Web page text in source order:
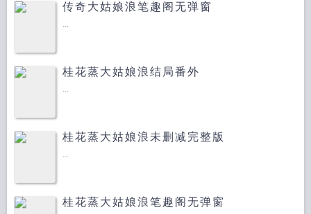
传奇大姑娘浪笔趣阁无弹窗
...
桂花蒸大姑娘浪结局番外
...
桂花蒸大姑娘浪未删减完整版
...
桂花蒸大姑娘浪笔趣阁无弹窗